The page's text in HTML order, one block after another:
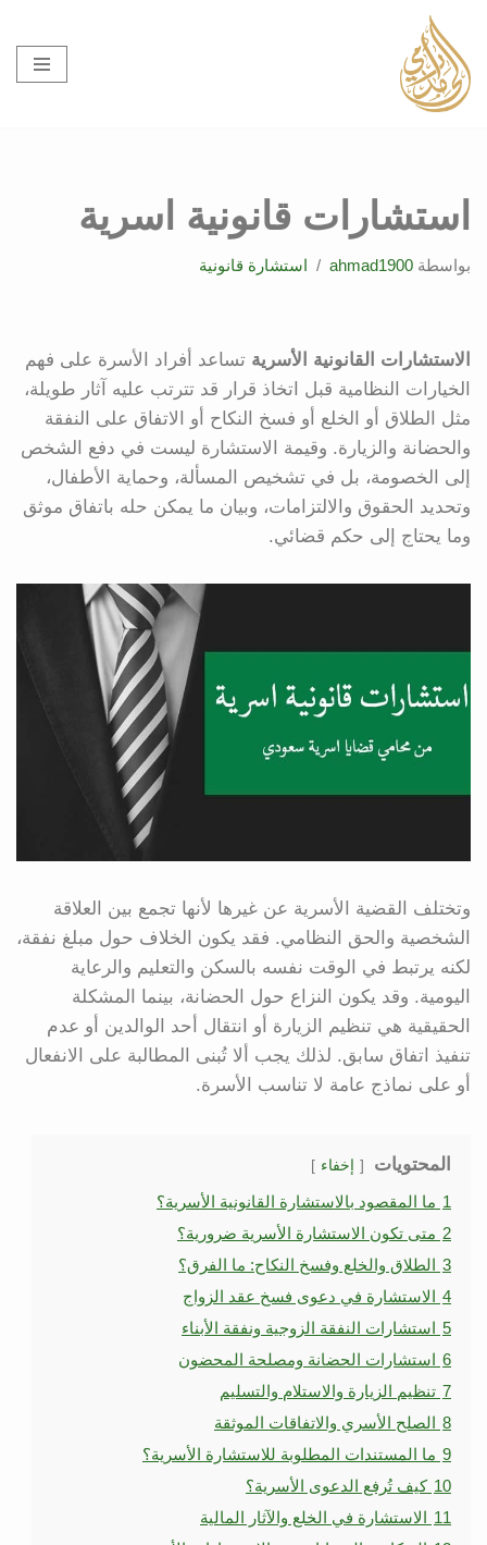
تخطى
إلى
المحتوى
استشارات قانونية اسرية
بواسطة ahmad1900 استشارة قانونية
الاستشارات القانونية الأسرية تساعد أفراد الأسرة على فهم
الخيارات النظامية قبل اتخاذ قرار قد تترتب عليه آثار طويلة،
مثل الطلاق أو الخلع أو فسخ النكاح أو الاتفاق على النفقة
والحضانة والزيارة. وقيمة الاستشارة ليست في دفع الشخص
إلى الخصومة، بل في تشخيص المسألة، وحماية الأطفال،
وتحديد الحقوق والالتزامات، وبيان ما يمكن حله باتفاق موثق
وما يحتاج إلى حكم قضائي.
وتختلف القضية الأسرية عن غيرها لأنها تجمع بين العلاقة
الشخصية والحق النظامي. فقد يكون الخلاف حول مبلغ نفقة،
لكنه يرتبط في الوقت نفسه بالسكن والتعليم والرعاية
اليومية. وقد يكون النزاع حول الحضانة، بينما المشكلة
الحقيقية هي تنظيم الزيارة أو انتقال أحد الوالدين أو عدم
تنفيذ اتفاق سابق. لذلك يجب ألا تُبنى المطالبة على الانفعال
أو على نماذج عامة لا تناسب الأسرة.
المحتويات إخفاء
1 ما المقصود بالاستشارة القانونية الأسرية؟
2 متى تكون الاستشارة الأسرية ضرورية؟
3 الطلاق والخلع وفسخ النكاح: ما الفرق؟
4 الاستشارة في دعوى فسخ عقد الزواج
5 استشارات النفقة الزوجية ونفقة الأبناء
6 استشارات الحضانة ومصلحة المحضون
7 تنظيم الزيارة والاستلام والتسليم
8 الصلح الأسري والاتفاقات الموثقة
9 ما المستندات المطلوبة للاستشارة الأسرية؟
10 كيف تُرفع الدعوى الأسرية؟
11 الاستشارة في الخلع والآثار المالية